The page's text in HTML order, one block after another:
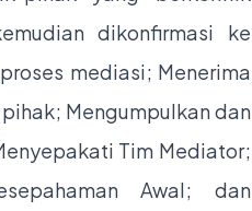
dikonfirmasi ke
mediasi; Menerima
Mengumpulkan dan
Tim Mediator;
Awal; dan